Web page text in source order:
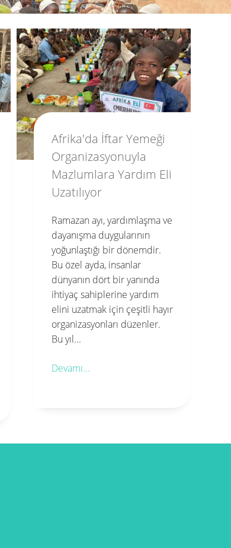
İslamiyette
Yardımlaşmanın
Önemi: Birlikte
Güçlenmek ve Sevgiyi
İslam dini, insanlar arasında
yardımlaşma, dayanışma ve
sevgi gibi değerlerin önemini
vurgulayan bir dindir. İslam
inancına göre, insanlar
birbirlerinin kardeşidir ve
birlikte hareket ederek
güçlenirler. Yardımlaşma,